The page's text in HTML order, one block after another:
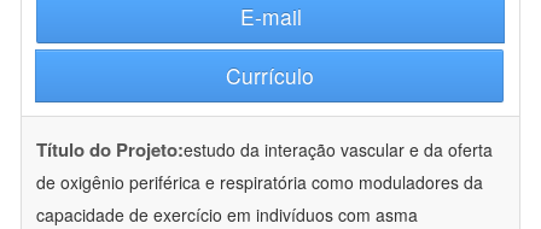
E-mail
Currículo
Título do Projeto:estudo da interação vascular e da oferta
de oxigênio periférica e respiratória como moduladores da
capacidade de exercício em indivíduos com asma